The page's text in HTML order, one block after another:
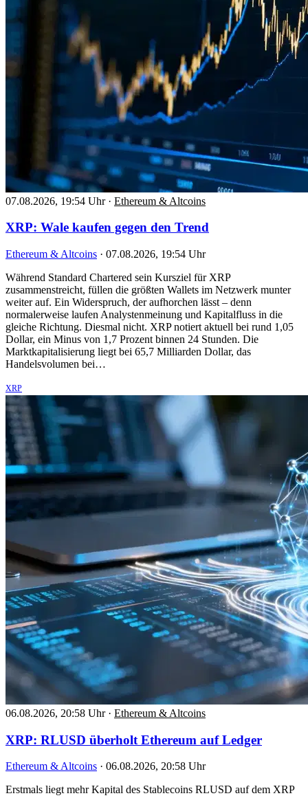
07.08.2026, 19:54 Uhr · Ethereum & Altcoins
XRP: Wale kaufen gegen den Trend
Ethereum & Altcoins · 07.08.2026, 19:54 Uhr
Während Standard Chartered sein Kursziel für XRP
zusammenstreicht, füllen die größten Wallets im Netzwerk munter
weiter auf. Ein Widerspruch, der aufhorchen lässt – denn
normalerweise laufen Analystenmeinung und Kapitalfluss in die
gleiche Richtung. Diesmal nicht. XRP notiert aktuell bei rund 1,05
Dollar, ein Minus von 1,7 Prozent binnen 24 Stunden. Die
Marktkapitalisierung liegt bei 65,7 Milliarden Dollar, das
Handelsvolumen bei…
XRP
06.08.2026, 20:58 Uhr · Ethereum & Altcoins
XRP: RLUSD überholt Ethereum auf Ledger
Ethereum & Altcoins · 06.08.2026, 20:58 Uhr
Erstmals liegt mehr Kapital des Stablecoins RLUSD auf dem XRP